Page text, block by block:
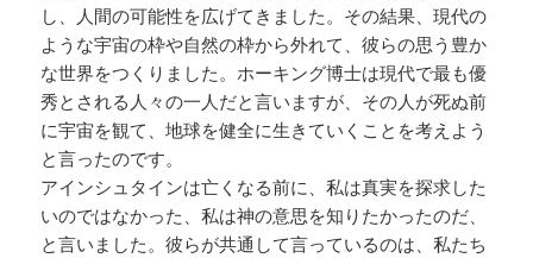
し、人間の可能性を広げてきました。その結果、現代の
ような宇宙の枠や自然の枠から外れて、彼らの思う豊か
な世界をつくりました。ホーキング博士は現代で最も優
秀とされる人々の一人だと言いますが、その人が死ぬ前
に宇宙を観て、地球を健全に生きていくことを考えよう
と言ったのです。
アインシュタインは亡くなる前に、私は真実を探求した
いのではなかった、私は神の意思を知りたかったのだ、
と言いました。彼らが共通して言っているのは、私たち